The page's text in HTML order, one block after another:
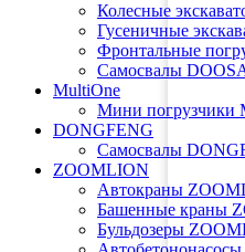
Колесные
Гусеничные
Фронтальные
Самосвалы
MultiOne
Мини погрузчики
DONGFENG
Самосвалы
ZOOMLION
Автокраны
Башенные краны
Бульдозеры